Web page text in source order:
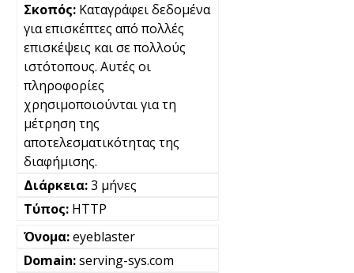
Καταγράφει δεδομένα
για επισκέπτες από πολλές
επισκέψεις και σε πολλούς
ιστότοπους. Αυτές οι
πληροφορίες
χρησιμοποιούνται για τη
μέτρηση της
αποτελεσματικότητας της
διαφήμισης.
3 μήνες
HTTP
eyeblaster
serving-sys.com